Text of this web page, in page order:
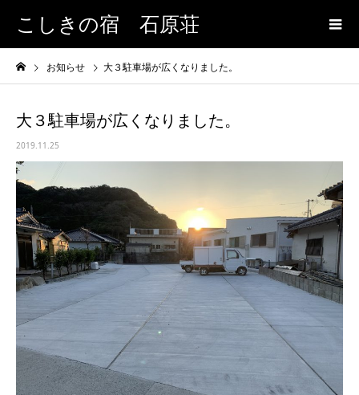
こしきの宿 石原荘
お知らせ 大３駐車場が広くなりました。
大３駐車場が広くなりました。
2019.11.25